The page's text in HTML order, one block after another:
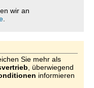
wir an
Sie mehr als
, überwiegend
informieren